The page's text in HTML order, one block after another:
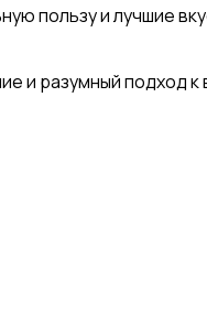
пользу и лучшие
разумный